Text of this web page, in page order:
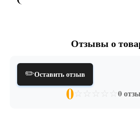
Отзывы о
✏️Оставить отзыв
0☆ ☆ ☆ ☆ ☆ 0